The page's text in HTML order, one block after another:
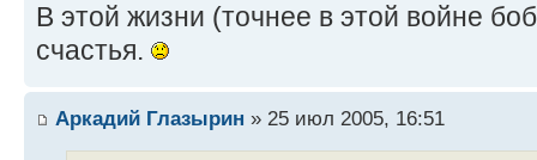
В этой жизни (точнее в этой войне
счастья.
Аркадий Глазырин » 25 июл 2005, 16:51